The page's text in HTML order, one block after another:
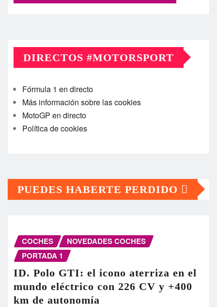
DIRECTOS #MOTORSPORT
Fórmula 1 en directo
Más información sobre las cookies
MotoGP en directo
Política de cookies
PUEDES HABERTE PERDIDO
COCHES
NOVEDADES COCHES
PORTADA 1
ID. Polo GTI: el icono aterriza en el
mundo eléctrico con 226 CV y +400
km de autonomía